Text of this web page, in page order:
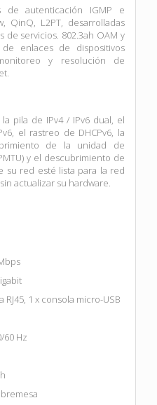
de autenticación IGMP e
QinQ, L2PT, desarrolladas
servicios. 802.3ah OAM y
enlaces de dispositivos
y resolución de
pila de IPv4 / IPv6 dual, el
el rastreo de DHCPv6, la
de la unidad de
y el descubrimiento de
su red esté lista para la red
actualizar su hardware.
1 x consola micro-USB
60 Hz